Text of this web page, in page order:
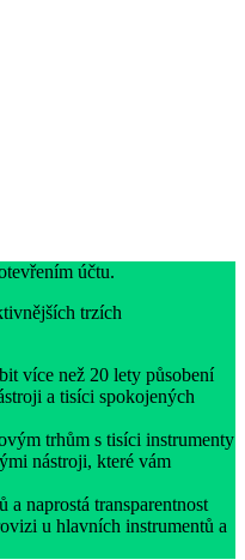
účtu.
trzích
více než 20 lety působení
a tisíci spokojených
trhům s tisíci instrumenty
nástroji, které vám
naprostá transparentnost
u hlavních instrumentů a